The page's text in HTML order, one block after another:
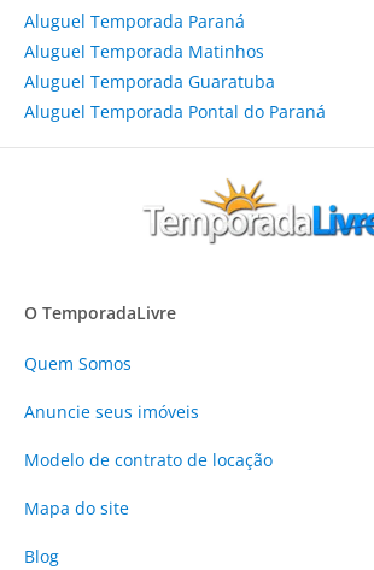
Aluguel Temporada Paraná
Aluguel Temporada Matinhos
Aluguel Temporada Guaratuba
Aluguel Temporada Pontal do Paraná
O TemporadaLivre
Quem Somos
Anuncie seus imóveis
Modelo de contrato de locação
Mapa do site
Blog